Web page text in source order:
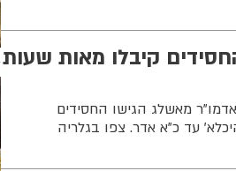
קיבלו מאות שעות
מאשלג הגישו החסידים
עד כ"א אדר. צפו בגלריה